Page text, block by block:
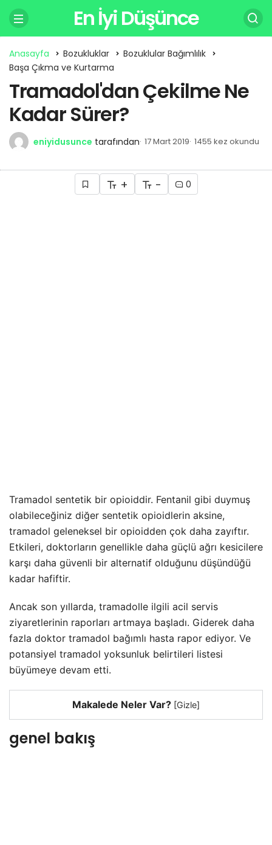
En İyi Düşünce
Anasayfa Bozukluklar
Bozuklular Bağımlılık
Başa Çıkma ve Kurtarma
Tramadol'dan Çekilme Ne
Kadar Sürer?
eniyidusunce tarafından 17 Mart 2019 1455 kez okundu
+ - 0
Tramadol sentetik bir opioiddir. Fentanil gibi duymuş
olabileceğiniz diğer sentetik opioidlerin aksine,
tramadol geleneksel bir opioidden çok daha zayıftır.
Etkileri, doktorların genellikle daha güçlü ağrı kesicilere
karşı daha güvenli bir alternatif olduğunu düşündüğü
kadar hafiftir.
Ancak son yıllarda, tramadolle ilgili acil servis
ziyaretlerinin raporları artmaya başladı. Giderek daha
fazla doktor tramadol bağımlı hasta rapor ediyor. Ve
potansiyel tramadol yoksunluk belirtileri listesi
büyümeye devam etti.
Makalede Neler Var? [Gizle]
genel bakış